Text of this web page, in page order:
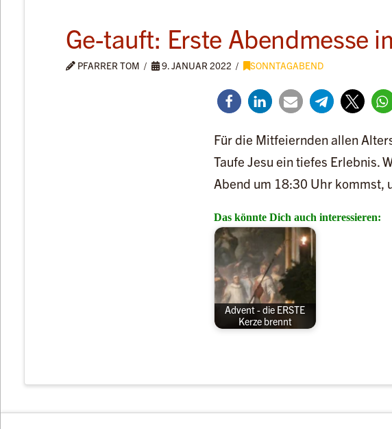
Ge-tauft: Erste Abendmesse
PFARRER TOM 9. JANUAR 2022 SONNTAGABEND
Für die Mitfeiernden allen
Taufe Jesu ein tiefes Erlebnis.
Abend um 18:30 Uhr kommst,
Das könnte Dich auch interessieren:
Advent - die ERSTE
Kerze brennt